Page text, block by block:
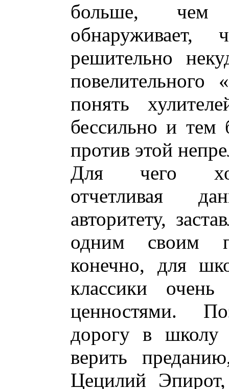
больше, чем
решительно
понять
бессильно и тем
против этой
Для чего
отчетливая
авторитету,
одним своим
конечно, для
классики
ценностями.
дорогу в школу
верить
Цецилий